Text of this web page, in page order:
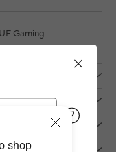
shop
Gaming